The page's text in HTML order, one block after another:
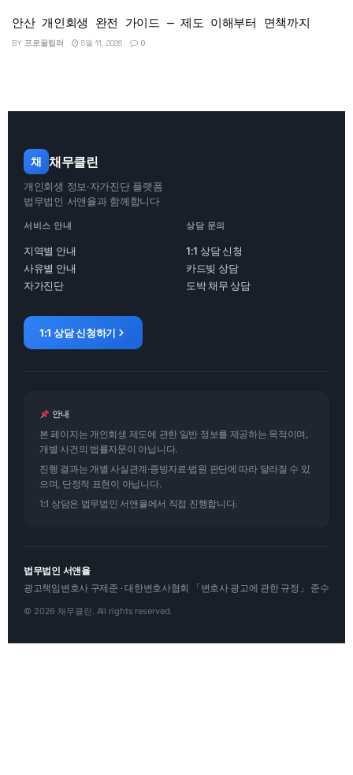
안산 개인회생 완전 가이드 — 제도 이해부터 면책까지
BY 프로꿀팁러 5월 11, 2026 0
채 채무클린
개인회생 정보·자가진단 플랫폼
법무법인 서앤율과 함께합니다
서비스 안내
지역별 안내
사유별 안내
자가진단
상담 문의
1:1 상담 신청
카드빚 상담
도박 채무 상담
1:1 상담 신청하기
안내
본 페이지는 개인회생 제도에 관한 일반 정보를 제공하는 목적이며,
개별 사건의 법률자문이 아닙니다.
진행 결과는 개별 사실관계·증빙자료·법원 판단에 따라 달라질 수 있
으며, 단정적 표현이 아닙니다.
1:1 상담은 법무법인 서앤율에서 직접 진행합니다.
법무법인 서앤율
광고책임변호사 구제준 · 대한변호사협회 「변호사 광고에 관한 규정」 준수
© 2026 채무클린. All rights reserved.